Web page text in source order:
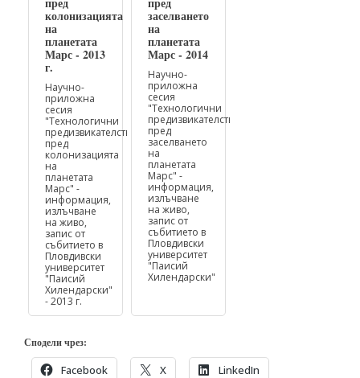
колонизацията
на
планетата
Марс - 2013
г.
Научно-
приложна
сесия
"Технологични
предизвикателства
пред
колонизацията
на
планетата
Марс" -
информация,
излъчване
на живо,
запис от
събитието в
Пловдивски
университет
"Паисий
Хилендарски"
- 2013 г.
заселването
на
планетата
Марс - 2014
Научно-
приложна
сесия
"Технологични
предизвикателства
пред
заселването
на
планетата
Марс" -
информация,
излъчване
на живо,
запис от
събитието в
Пловдивски
университет
"Паисий
Хилендарски"
Сподели чрез:
Facebook X LinkedIn